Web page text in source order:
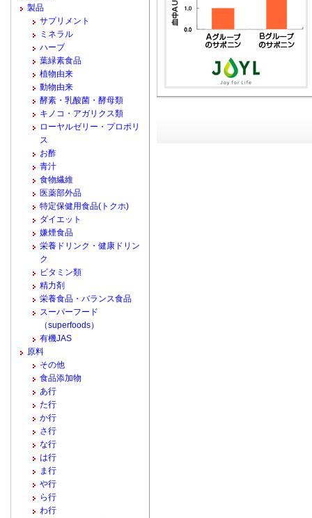
製品
サプリメント
ミネラル
ハーブ
葉緑素食品
植物由来
動物由来
酵素・乳酸菌・酵母類
キノコ・アガリクス類
ローヤルゼリー・プロポリ
ス
お酢
青汁
食物繊維
医薬部外品
特定保健用食品(トクホ)
ダイエット
嫌煙食品
栄養ドリンク・健康ドリン
ク
ビタミン類
精力剤
栄養食品・バランス食品
スーパーフード
（superfoods）
有機JAS
原料
その他
食品添加物
あ行
た行
か行
さ行
な行
は行
ま行
や行
ら行
わ行